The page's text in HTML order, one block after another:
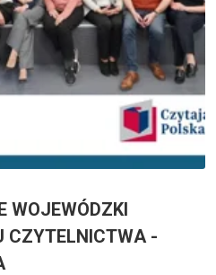
WOJEWÓDZKI
CZYTELNICTWA -